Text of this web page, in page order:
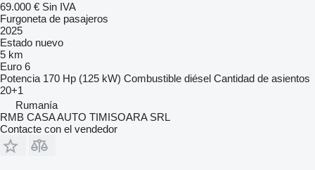
69.000 € Sin IVA
Furgoneta de pasajeros
2025
Estado nuevo
5 km
Euro 6
Potencia 170 Hp (125 kW) Combustible diésel Cantidad de asientos
20+1
Rumanía
RMB CASA AUTO TIMISOARA SRL
Contacte con el vendedor